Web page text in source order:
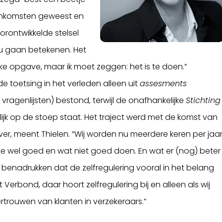
geweest en
stelsel
gaan betekenen. Het
opgave, maar ik moet zeggen: het is te doen.”
toetsing in het verleden alleen uitassesments
bestond, terwijl de onafhankelijkeStichting
op de stoep staat. Het traject werd met de komst van
meent Thielen. “Wij worden nu meerdere keren per
wel goed en wat niet goed doen. En wat er (nog) beter
dat de zelfregulering vooral in het belang
Verbond, daar hoort zelfregulering bij en alleen als wij
van klanten in verzekeraars.”